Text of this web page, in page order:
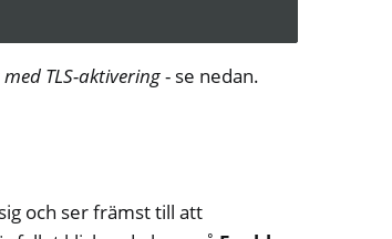
TLS-aktivering- se nedan.
och ser främst till att